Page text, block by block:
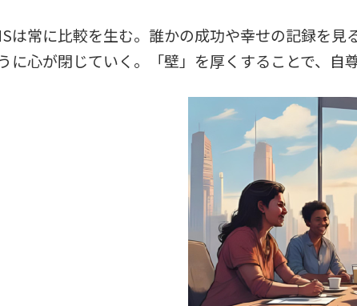
は常に比較を生む。誰かの成功や幸せの記録を
に心が閉じていく。「壁」を厚くすることで、自